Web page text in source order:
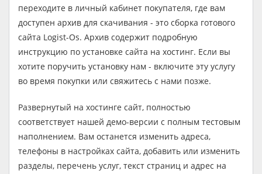
переходите в личный кабинет покупателя, где вам
доступен архив для скачивания - это сборка готового
сайта Logist-Os. Архив содержит подробную
инструкцию по установке сайта на хостинг. Если вы
хотите поручить установку нам - включите эту услугу
во время покупки или свяжитесь с нами позже.
Развернутый на хостинге сайт, полностью
соответствует нашей демо-версии с полным тестовым
наполнением. Вам останется изменить адреса,
телефоны в настройках сайта, добавить или изменить
разделы, перечень услуг, текст страниц и адрес на